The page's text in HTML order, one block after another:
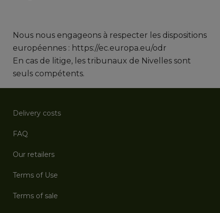
Nous nous engageons à respecter les dispositions
européennes : https://ec.europa.eu/odr
En cas de litige, les tribunaux de Nivelles sont
seuls compétents.
Delivery costs
FAQ
Our retailers
Terms of Use
Terms of sale